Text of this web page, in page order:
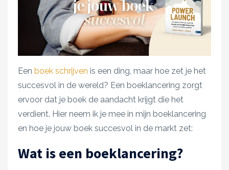
Een boek schrijven is een ding, maar hoe zet je het
succesvol in de wereld? Een boeklancering zorgt
ervoor dat je boek de aandacht krijgt die het
verdient. Hier neem ik je mee in mijn boeklancering
en hoe je jouw boek succesvol in de markt zet:
Wat is een boeklancering?